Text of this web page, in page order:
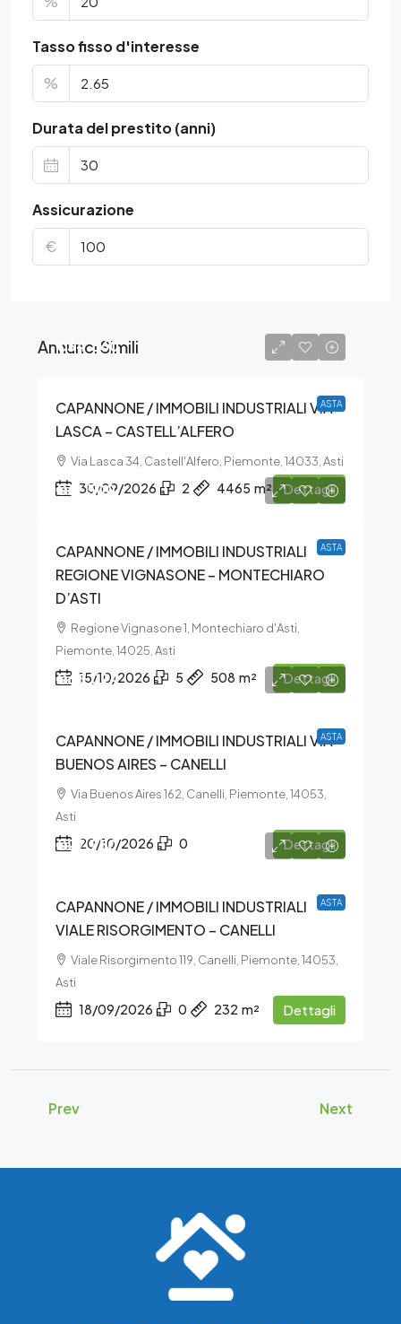
Tasso fisso d'interesse
%
Durata del prestito (anni)
Assicurazione
€
Annunci Simili
ASTA
€34.560
CAPANNONE / IMMOBILI INDUSTRIALI VIA
LASCA – CASTELL’ALFERO
Via Lasca 34, Castell'Alfero, Piemonte, 14033, Asti
30/09/2026 2 4465 m² Dettagli
ASTA
€19.500
CAPANNONE / IMMOBILI INDUSTRIALI
REGIONE VIGNASONE – MONTECHIARO
D’ASTI
Regione Vignasone 1, Montechiaro d'Asti,
Piemonte, 14025, Asti
15/10/2026 5 508 m² Dettagli
ASTA
€66.094
CAPANNONE / IMMOBILI INDUSTRIALI VIA
BUENOS AIRES – CANELLI
Via Buenos Aires 162, Canelli, Piemonte, 14053,
Asti
20/10/2026 0 Dettagli
ASTA
€27.750
CAPANNONE / IMMOBILI INDUSTRIALI
VIALE RISORGIMENTO – CANELLI
Viale Risorgimento 119, Canelli, Piemonte, 14053,
Asti
18/09/2026 0 232 m² Dettagli
Prev Next